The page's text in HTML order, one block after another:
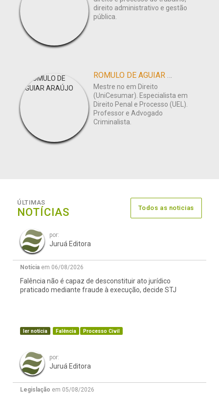
direito administrativo e gestão
pública.
ROMULO DE AGUIAR ARAÚJO
Mestre no em Direito
(UniCesumar). Especialista em
Direito Penal e Processo (UEL).
Professor e Advogado
Criminalista.
ÚLTIMAS
NOTÍCIAS Todos as noticias
por:
Juruá Editora
Notícia em 06/08/2026
Falência não é capaz de desconstituir ato jurídico
praticado mediante fraude à execução, decide STJ
ler notícia Falência Processo Civil
por:
Juruá Editora
Legislação em 05/08/2026